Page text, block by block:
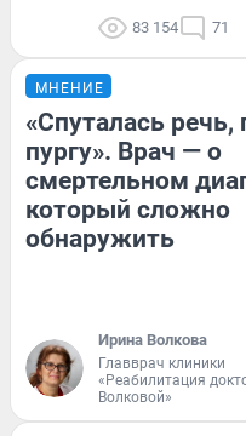
83 154 71
МНЕНИЕ
«Спуталась речь,
пургу». Врач — о
смертельном
который сложно
обнаружить
Ирина Волкова
Главврач клиники
«Реабилитация
Волковой»